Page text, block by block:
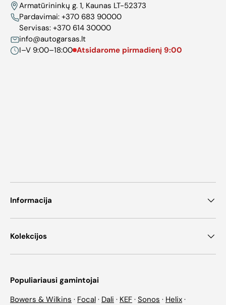
Armatūrininkų g. 1, Kaunas LT-52373
Pardavimai: +370 683 90000
Servisas: +370 614 30000
info@autogarsas.lt
I–V 9:00–18:00 Atsidarome pirmadienį 9:00
Informacija
Kolekcijos
Populiariausi gamintojai
Bowers & Wilkins · Focal · Dali · KEF · Sonos · Helix ·